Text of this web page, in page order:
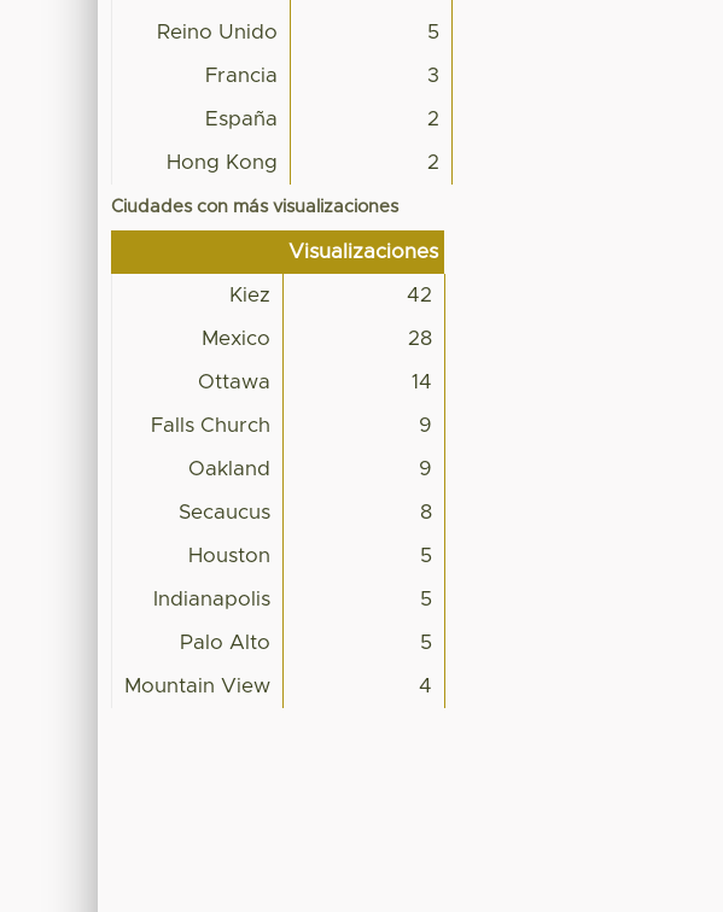
Reino Unido 5
Francia 3
España 2
Hong Kong 2
Ciudades con más visualizaciones
Visualizaciones
Kiez 42
Mexico 28
Ottawa 14
Falls Church 9
Oakland 9
Secaucus 8
Houston 5
Indianapolis 5
Palo Alto 5
Mountain View 4